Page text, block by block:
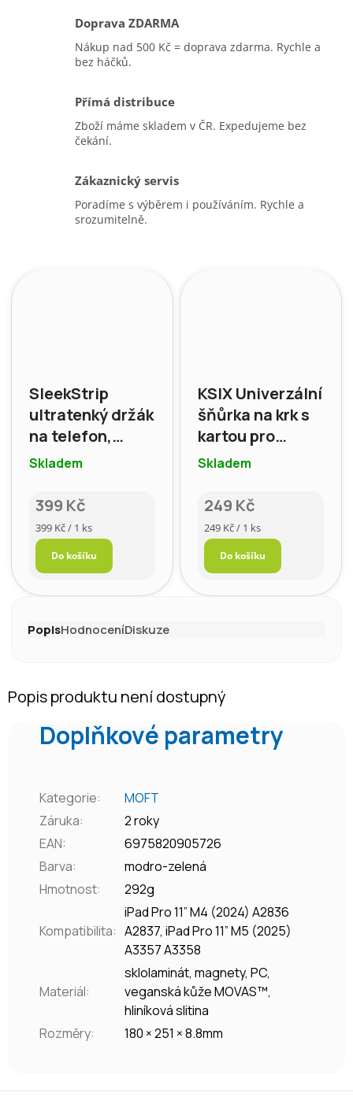
Doprava ZDARMA
Nákup nad 500 Kč = doprava zdarma. Rychle a
bez háčků.
Přímá distribuce
Zboží máme skladem v ČR. Expedujeme bez
čekání.
Zákaznický servis
Poradíme s výběrem i používáním. Rychle a
srozumitelně.
SleekStrip
ultratenký držák
na telefon,
matný (modrá)
Skladem
399 Kč
Měrná
cena:
399 Kč / 1 ks
Do košíku
KSIX Univerzální
šňůrka na krk s
kartou pro
smartphone,
Skladem
249 Kč
Měrná
cena:
249 Kč / 1 ks
Do košíku
PopisHodnoceníDiskuze
Popis produktu není dostupný
Doplňkové parametry
Kategorie:
MOFT
Záruka:
2 roky
EAN:
6975820905726
Barva:
modro-zelená
Hmotnost: 292g
Kompatibilita:
iPad Pro 11” M4 (2024) A2836
A2837, iPad Pro 11” M5 (2025)
A3357 A3358
Materiál:
sklolaminát, magnety, PC,
veganská kůže MOVAS™,
hliníková slitina
Rozměry: 180 × 251 × 8.8mm